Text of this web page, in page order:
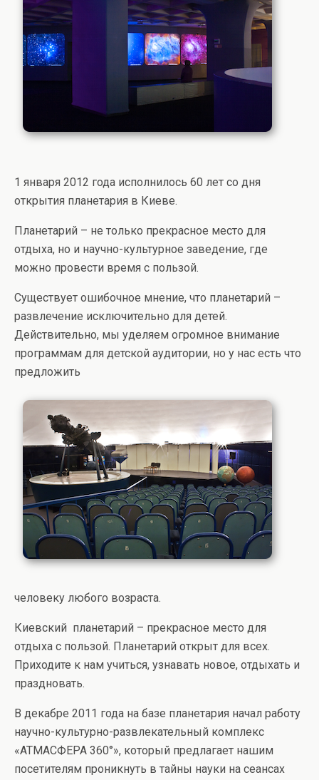
1 января 2012 года исполнилось 60 лет со дня
открытия планетария в Киеве.
Планетарий – не только прекрасное место для
отдыха, но и научно-культурное заведение, где
можно провести время с пользой.
Существует ошибочное мнение, что планетарий –
развлечение исключительно для детей.
Действительно, мы уделяем огромное внимание
программам для детской аудитории, но у нас есть что
предложить
человеку любого возраста.
Киевский планетарий – прекрасное место для
отдыха с пользой. Планетарий открыт для всех.
Приходите к нам учиться, узнавать новое, отдыхать и
праздновать.
В декабре 2011 года на базе планетария начал работу
научно-культурно-развлекательный комплекс
«АТМАСФЕРА 360°», который предлагает нашим
посетителям проникнуть в тайны науки на сеансах